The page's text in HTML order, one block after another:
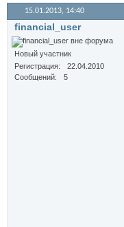
15.01.2013, 14:40
financial_user
Новый участник
Регистрация
22.04.2010
Сообщений
5